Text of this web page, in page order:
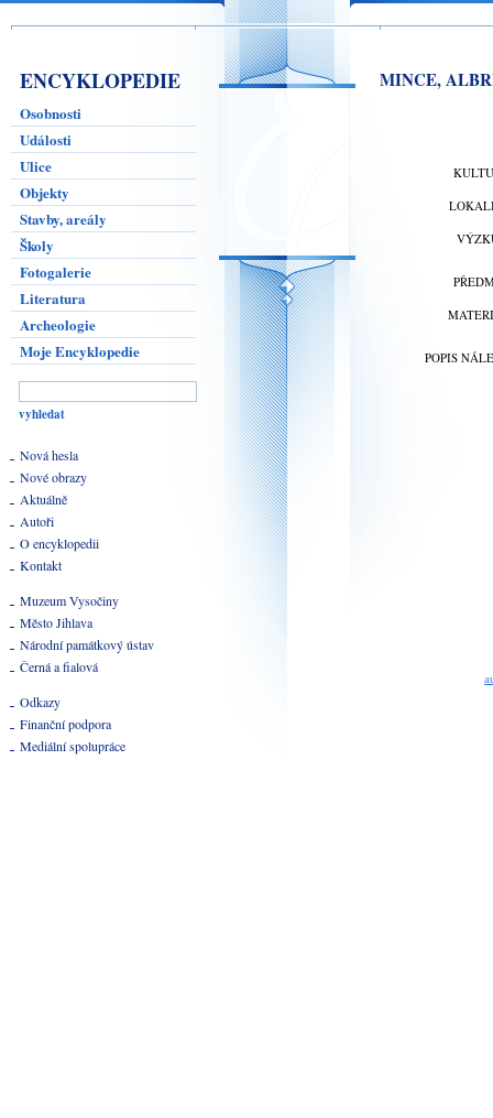
ENCYKLOPEDIE
Osobnosti
Události
Ulice
Objekty
Stavby, areály
Školy
Fotogalerie
Literatura
Archeologie
Moje Encyklopedie
Nová hesla
Nové obrazy
Aktuálně
Autoři
O encyklopedii
Kontakt
Muzeum Vysočiny
Město Jihlava
Národní památkový ústav
Černá a fialová
Odkazy
Finanční podpora
Mediální spolupráce
MINCE,
POPIS